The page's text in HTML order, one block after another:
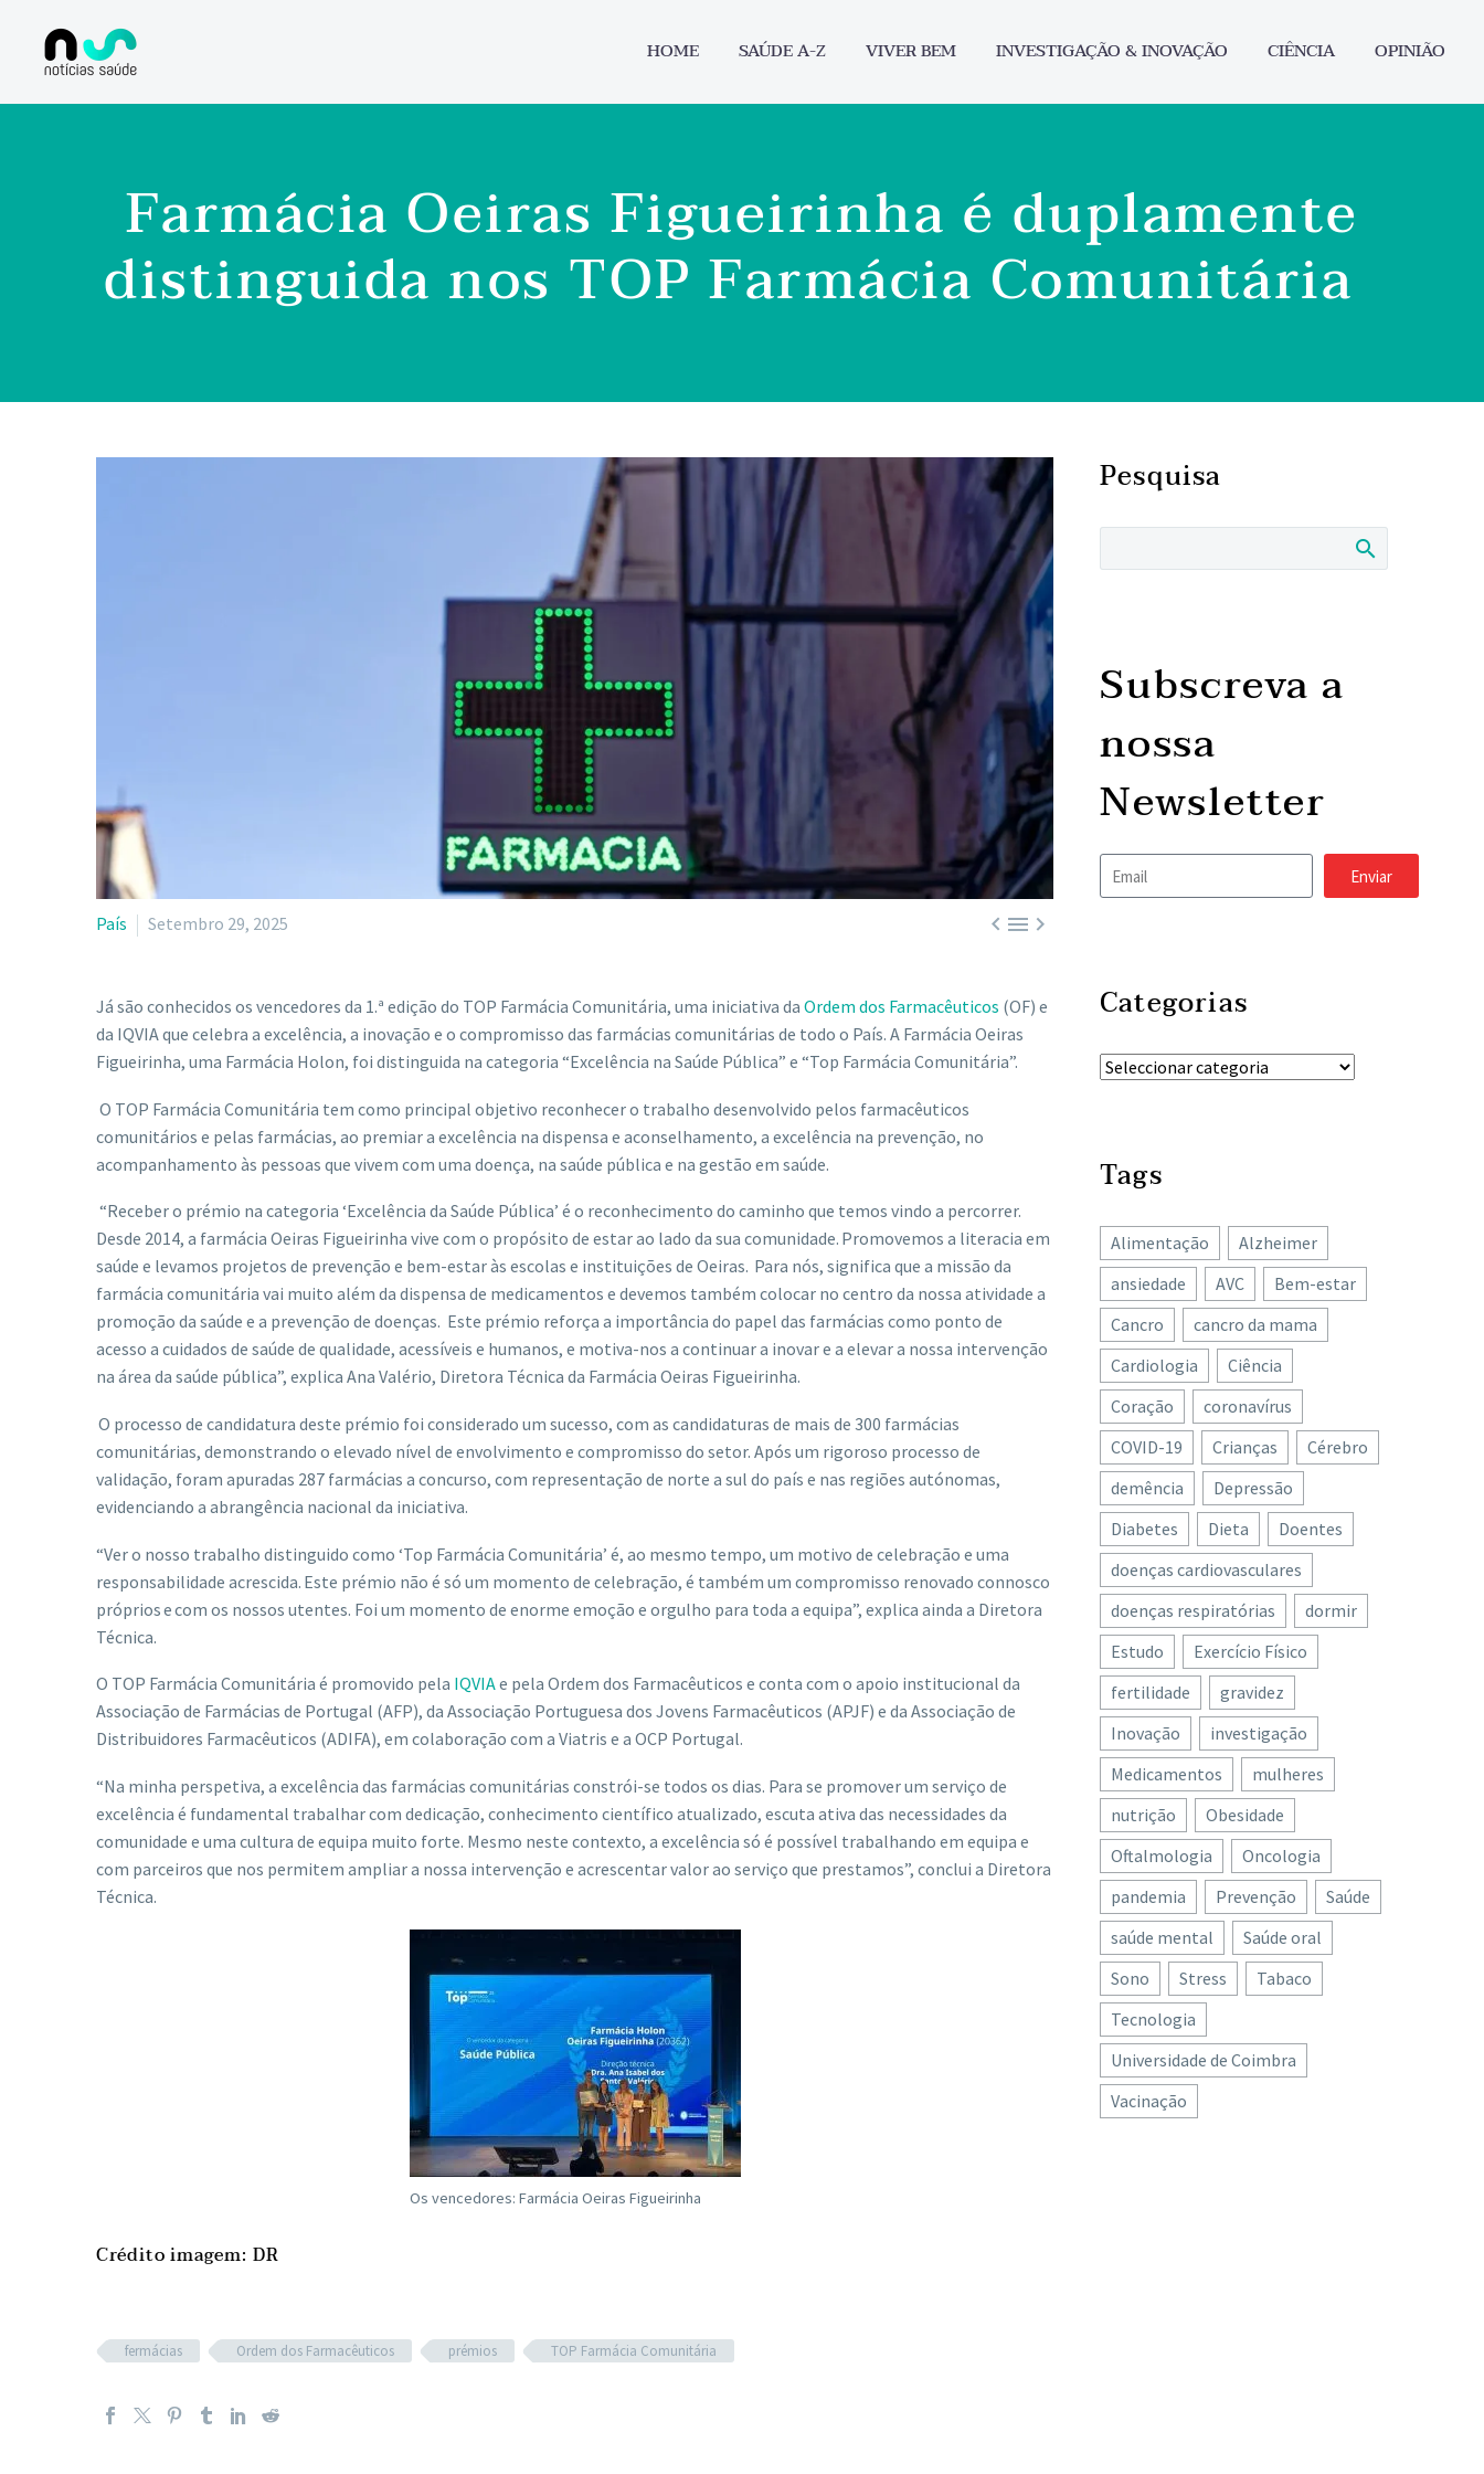
HOME SAÚDE A-Z VIVER BEM INVESTIGAÇÃO & INOVAÇÃO CIÊNCIA OPINIÃO
Farmácia Oeiras Figueirinha é duplamente
distinguida nos TOP Farmácia Comunitária

País Setembro 29, 2025
Já são conhecidos os vencedores da 1.ª edição do TOP Farmácia Comunitária, uma iniciativa da Ordem dos Farmacêuticos (OF) e
da IQVIA que celebra a excelência, a inovação e o compromisso das farmácias comunitárias de todo o País. A Farmácia Oeiras
Figueirinha, uma Farmácia Holon, foi distinguida na categoria “Excelência na Saúde Pública” e “Top Farmácia Comunitária”.
O TOP Farmácia Comunitária tem como principal objetivo reconhecer o trabalho desenvolvido pelos farmacêuticos
comunitários e pelas farmácias, ao premiar a excelência na dispensa e aconselhamento, a excelência na prevenção, no
acompanhamento às pessoas que vivem com uma doença, na saúde pública e na gestão em saúde.
“Receber o prémio na categoria ‘Excelência da Saúde Pública’ é o reconhecimento do caminho que temos vindo a percorrer.
Desde 2014, a farmácia Oeiras Figueirinha vive com o propósito de estar ao lado da sua comunidade. Promovemos a literacia em
saúde e levamos projetos de prevenção e bem-estar às escolas e instituições de Oeiras. Para nós, significa que a missão da
farmácia comunitária vai muito além da dispensa de medicamentos e devemos também colocar no centro da nossa atividade a
promoção da saúde e a prevenção de doenças. Este prémio reforça a importância do papel das farmácias como ponto de
acesso a cuidados de saúde de qualidade, acessíveis e humanos, e motiva-nos a continuar a inovar e a elevar a nossa intervenção
na área da saúde pública”, explica Ana Valério, Diretora Técnica da Farmácia Oeiras Figueirinha.
O processo de candidatura deste prémio foi considerado um sucesso, com as candidaturas de mais de 300 farmácias
comunitárias, demonstrando o elevado nível de envolvimento e compromisso do setor. Após um rigoroso processo de
validação, foram apuradas 287 farmácias a concurso, com representação de norte a sul do país e nas regiões autónomas,
evidenciando a abrangência nacional da iniciativa.
“Ver o nosso trabalho distinguido como ‘Top Farmácia Comunitária’ é, ao mesmo tempo, um motivo de celebração e uma
responsabilidade acrescida. Este prémio não é só um momento de celebração, é também um compromisso renovado connosco
próprios e com os nossos utentes. Foi um momento de enorme emoção e orgulho para toda a equipa”, explica ainda a Diretora
Técnica.
O TOP Farmácia Comunitária é promovido pela IQVIAe pela Ordem dos Farmacêuticos e conta com o apoio institucional da
Associação de Farmácias de Portugal (AFP), da Associação Portuguesa dos Jovens Farmacêuticos (APJF) e da Associação de
Distribuidores Farmacêuticos (ADIFA), em colaboração com a Viatris e a OCP Portugal.
“Na minha perspetiva, a excelência das farmácias comunitárias constrói-se todos os dias. Para se promover um serviço de
excelência é fundamental trabalhar com dedicação, conhecimento científico atualizado, escuta ativa das necessidades da
comunidade e uma cultura de equipa muito forte. Mesmo neste contexto, a excelência só é possível trabalhando em equipa e
com parceiros que nos permitem ampliar a nossa intervenção e acrescentar valor ao serviço que prestamos”, conclui a Diretora
Técnica.
Os vencedores: Farmácia Oeiras Figueirinha
Crédito imagem: DR
fermácias Ordem dos Farmacêuticos prémios TOP Farmácia Comunitária
Pesquisa
Subscreva a
nossa
Newsletter
Enviar
Categorias
Tags
Alimentação
Alzheimer
ansiedade
AVC
Bem-estar
Cancro
cancro da mama
Cardiologia
Ciência
Coração
coronavírus
COVID-19
Crianças
Cérebro
demência
Depressão
Diabetes
Dieta
Doentes
doenças cardiovasculares
doenças respiratórias
dormir
Estudo
Exercício Físico
fertilidade
gravidez
Inovação
investigação
Medicamentos
mulheres
nutrição
Obesidade
Oftalmologia
Oncologia
pandemia
Prevenção
Saúde
saúde mental
Saúde oral
Sono
Stress
Tabaco
Tecnologia
Universidade de Coimbra
Vacinação